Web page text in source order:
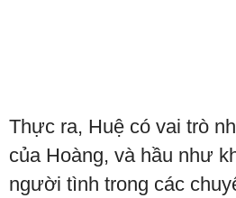
Thực ra, Huệ có vai trò
của Hoàng, và hầu như
người tình trong các